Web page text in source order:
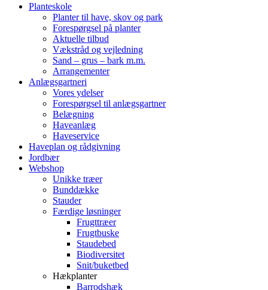
Planteskole
Planter til have, skov og park
Forespørgsel på planter
Aktuelle tilbud
Vækstråd og vejledning
Sand – grus – bark m.m.
Arrangementer
Anlægsgartneri
Vores ydelser
Forespørgsel til anlægsgartner
Belægning
Haveanlæg
Haveservice
Haveplan og rådgivning
Jordbær
Webshop
Unikke træer
Bunddække
Stauder
Færdige løsninger
Frugttræer
Frugtbuske
Staudebed
Biodiversitet
Snit/buketbed
Hækplanter
Barrodshæk